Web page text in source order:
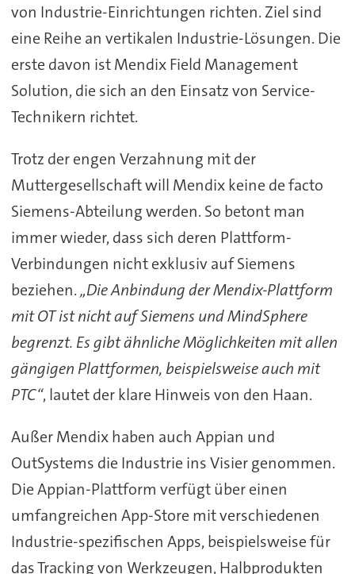
von Industrie-Einrichtungen richten. Ziel sind
eine Reihe an vertikalen Industrie-Lösungen. Die
erste davon ist Mendix Field Management
Solution, die sich an den Einsatz von Service-
Technikern richtet.
Trotz der engen Verzahnung mit der
Muttergesellschaft will Mendix keine de facto
Siemens-Abteilung werden. So betont man
immer wieder, dass sich deren Plattform-
Verbindungen nicht exklusiv auf Siemens
beziehen.„Die Anbindung der Mendix-Plattform
mit OT ist nicht auf Siemens und MindSphere
begrenzt. Es gibt ähnliche Möglichkeiten mit allen
gängigen Plattformen, beispielsweise auch mit
PTC“, lautet der klare Hinweis von den Haan.
Außer Mendix haben auch Appian und
OutSystems die Industrie ins Visier genommen.
Die Appian-Plattform verfügt über einen
umfangreichen App-Store mit verschiedenen
Industrie-spezifischen Apps, beispielsweise für
das Tracking von Werkzeugen, Halbprodukten